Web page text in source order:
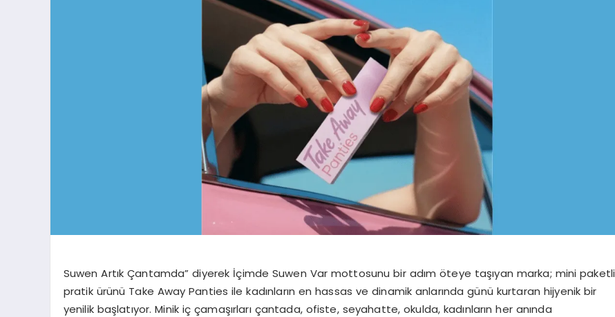
Suwen Artık Çantamda” diyerek İçimde Suwen Var mottosunu bir adım öteye taşıyan marka; mini paketli
pratik ürünü Take Away Panties ile kadınların en hassas ve dinamik anlarında günü kurtaran hijyenik bir
yenilik başlatıyor. Minik iç çamaşırları çantada, ofiste, seyahatte, okulda, kadınların her anında